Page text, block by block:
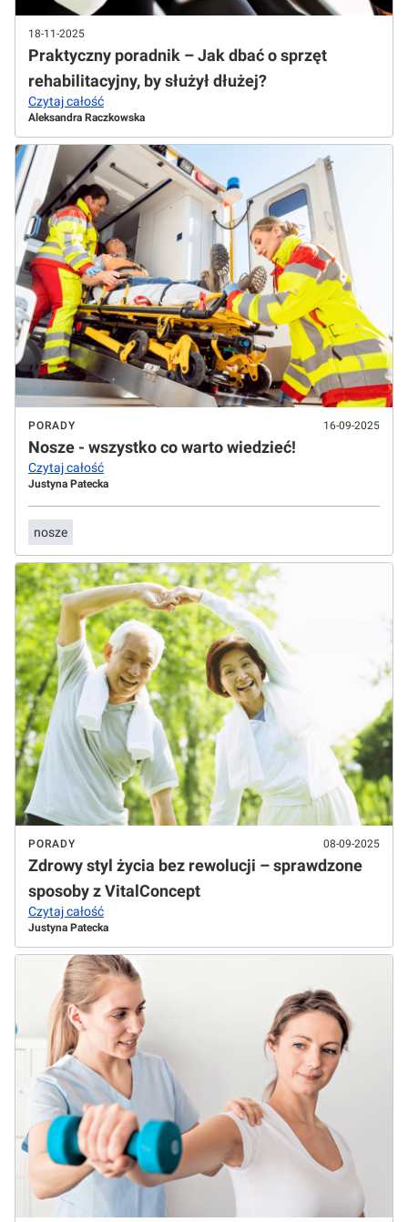
18-11-2025
Praktyczny poradnik – Jak dbać o sprzęt
rehabilitacyjny, by służył dłużej?
Czytaj całość
Aleksandra Raczkowska
PORADY 16-09-2025
Nosze - wszystko co warto wiedzieć!
Czytaj całość
Justyna Patecka
nosze
PORADY 08-09-2025
Zdrowy styl życia bez rewolucji – sprawdzone
sposoby z VitalConcept
Czytaj całość
Justyna Patecka